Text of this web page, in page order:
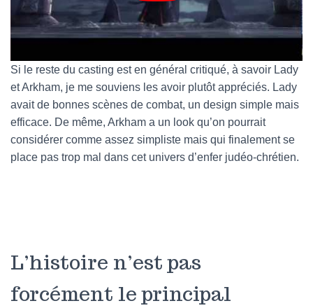
Si le reste du casting est en général critiqué, à savoir Lady
et Arkham, je me souviens les avoir plutôt appréciés. Lady
avait de bonnes scènes de combat, un design simple mais
efficace. De même, Arkham a un look qu’on pourrait
considérer comme assez simpliste mais qui finalement se
place pas trop mal dans cet univers d’enfer judéo-chrétien.
L’histoire n’est pas
forcément le principal